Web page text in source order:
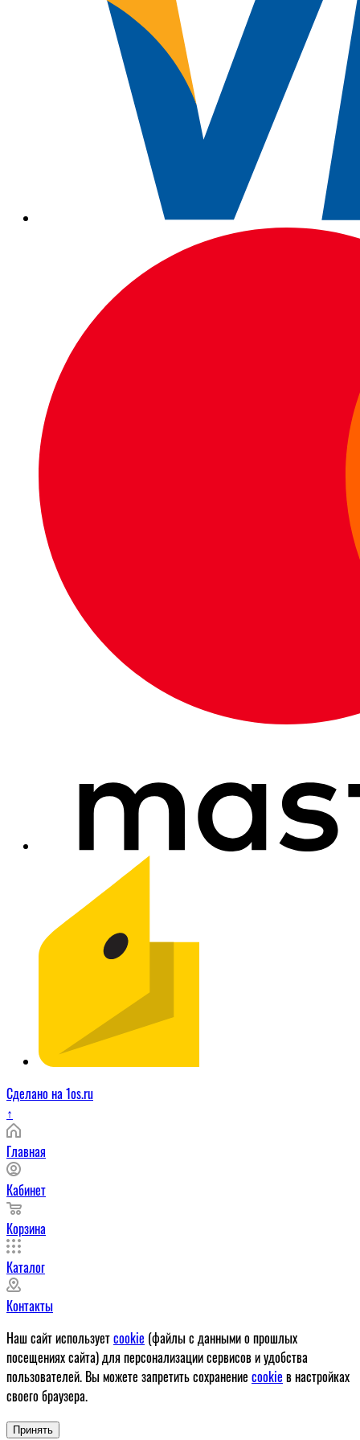
Сделано на 1os.ru
↑
Главная
Кабинет
Корзина
Каталог
Контакты
Наш сайт используетcookie (файлы с данными о прошлых
посещениях сайта) для персонализации сервисов и удобства
пользователей. Вы можете запретить сохранение cookie в настройках
своего браузера.
Принять